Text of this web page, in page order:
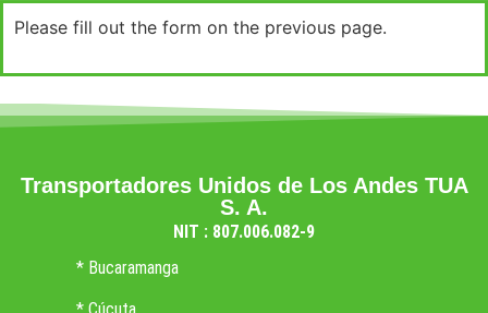
Please fill out the form on the previous page.
Transportadores Unidos de Los Andes TUA
S. A.
NIT : 807.006.082-9
* Bucaramanga